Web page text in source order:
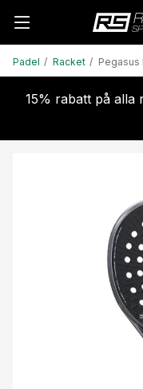
Padel Racket Pegasus
15% rabatt på alla